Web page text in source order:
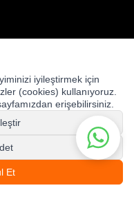
259 1373
MAĞAZALARIMIZ
Saklıdır.
iyileştirmek için
(cookies) kullanıyoruz.
erişebilirsiniz.
Et